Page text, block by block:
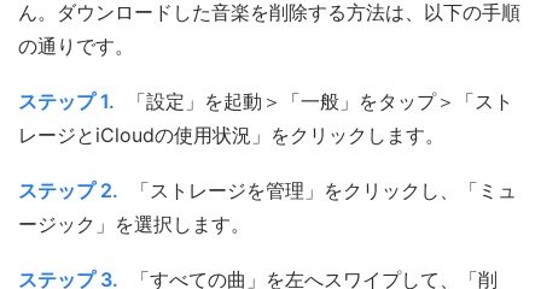
ん。ダウンロードした音楽を削除する方法は、以下の手順
の通りです。
ステップ 1.
「設定」を起動＞「一般」をタップ＞「スト
レージとiCloudの使用状況」をクリックします。
ステップ 2.
「ストレージを管理」をクリックし、「ミュ
ージック」を選択します。
ステップ 3.
「すべての曲」を左へスワイプして、「削